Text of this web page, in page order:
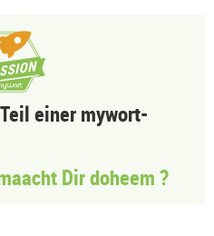
einer mywort-
Dir doheem ?